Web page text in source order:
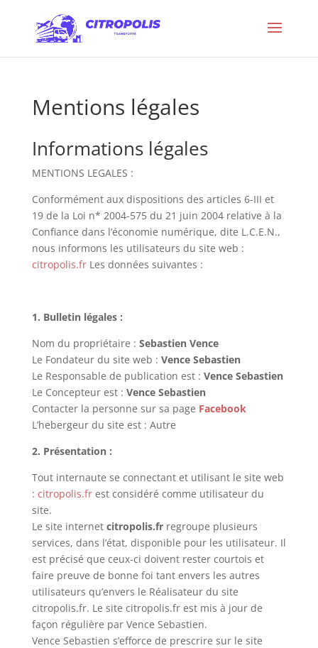
Mentions légales
Informations légales
MENTIONS LEGALES :
Conformément aux dispositions des articles 6-III et
19 de la Loi n* 2004-575 du 21 juin 2004 relative à la
Confiance dans l’économie numérique, dite L.C.E.N.,
nous informons les utilisateurs du site web :
citropolis.frLes données suivantes :
1. Bulletin légales :
Nom du propriétaire : Sebastien Vence
Le Fondateur du site web : Vence Sebastien
Le Responsable de publication est : Vence Sebastien
Le Concepteur est : Vence Sebastien
Contacter la personne sur sa page Facebook
L’hebergeur du site est : Autre
2. Présentation :
Tout internaute se connectant et utilisant le site web
: citropolis.frest considéré comme utilisateur du
site.
Le site internet citropolis.frregroupe plusieurs
services, dans l’état, disponible pour les utilisateur. Il
est précisé que ceux-ci doivent rester courtois et
faire preuve de bonne foi tant envers les autres
utilisateurs qu’envers le Réalisateur du site
citropolis.fr. Le site citropolis.fr est mis à jour de
façon régulière par Vence Sebastien.
Vence Sebastien s’efforce de prescrire sur le site